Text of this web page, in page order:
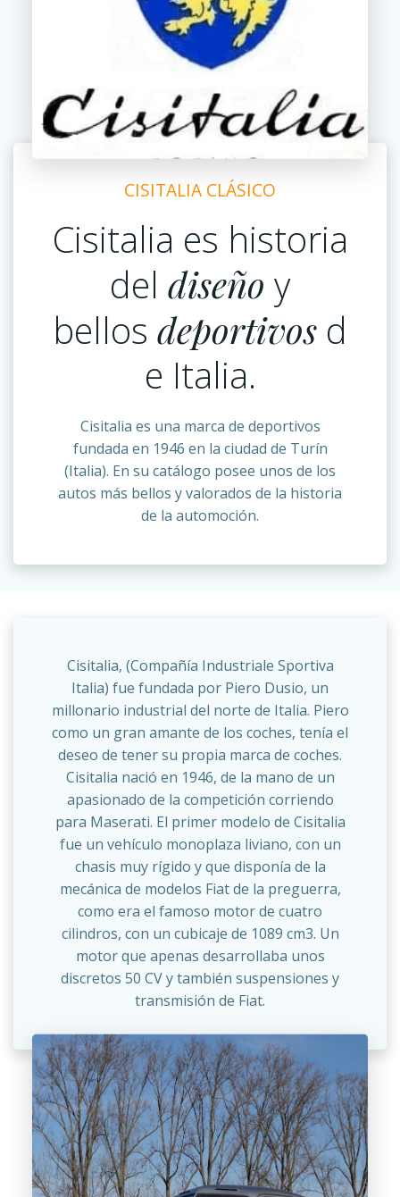
CISITALIA CLÁSICO
Cisitalia es historia
del diseño y
bellos deportivosd
e Italia.
Cisitalia es una marca de deportivos
fundada en 1946 en la ciudad de Turín
(Italia). En su catálogo posee unos de los
autos más bellos y valorados de la historia
de la automoción.
Cisitalia, (Compañía Industriale Sportiva
Italia) fue fundada por Piero Dusio, un
millonario industrial del norte de Italia. Piero
como un gran amante de los coches, tenía el
deseo de tener su propia marca de coches.
Cisitalia nació en 1946, de la mano de un
apasionado de la competición corriendo
para Maserati. El primer modelo de Cisitalia
fue un vehículo monoplaza liviano, con un
chasis muy rígido y que disponía de la
mecánica de modelos Fiat de la preguerra,
como era el famoso motor de cuatro
cilindros, con un cubicaje de 1089 cm3. Un
motor que apenas desarrollaba unos
discretos 50 CV y también suspensiones y
transmisión de Fiat.